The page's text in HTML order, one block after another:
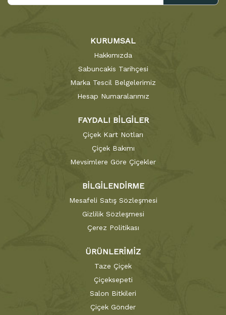
KURUMSAL
Hakkımızda
Sabuncakis Tarihçesi
Marka Tescil Belgelerimiz
Hesap Numaralarımız
FAYDALI BİLGİLER
Çiçek Kart Notları
Çiçek Bakımı
Mevsimlere Göre Çiçekler
BİLGİLENDİRME
Mesafeli Satış Sözleşmesi
Gizlilik Sözleşmesi
Çerez Politikası
ÜRÜNLERİMİZ
Taze Çiçek
Çiçeksepeti
Salon Bitkileri
Çiçek Gönder